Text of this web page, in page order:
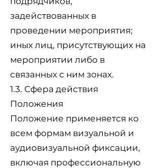
задействованных в
проведении мероприятия;
иных лиц, присутствующих на
мероприятии либо в
связанных с ним зонах.
1.3. Сфера действия
Положения
Положение применяется ко
всем формам визуальной и
аудиовизуальной фиксации,
включая профессиональную